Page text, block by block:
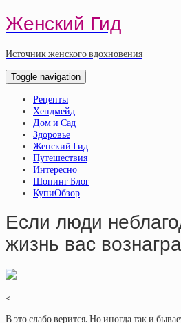
Женский Гид
Источник женского вдохновения
Toggle navigation
Рецепты
Хендмейд
Дом и Сад
Здоровье
Женский Гид
Путешествия
Интересно
Шопинг Блог
КупиОбзор
Если люди
жизнь вас
<
В это слабо верится. Но иногда так и